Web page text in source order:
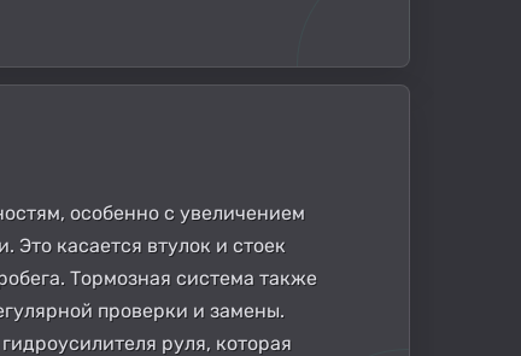
особенно с увеличением
Это касается втулок и стоек
Тормозная система также
проверки и замены.
руля, которая